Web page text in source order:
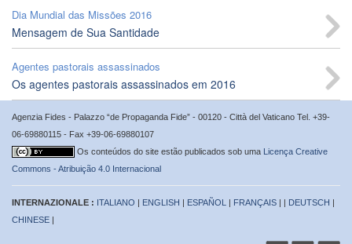
Dia Mundial das Missões 2016
Mensagem de Sua Santidade
Agentes pastorais assassinados
Os agentes pastorais assassinados em 2016
Agenzia Fides - Palazzo “de Propaganda Fide” - 00120 - Città del Vaticano Tel. +39-
06-69880115 - Fax +39-06-69880107
Os conteúdos do site estão publicados sob uma Licença Creative
Commons - Atribuição 4.0 Internacional
INTERNAZIONALE : ITALIANO | ENGLISH | ESPAÑOL | FRANÇAIS | | DEUTSCH |
CHINESE |